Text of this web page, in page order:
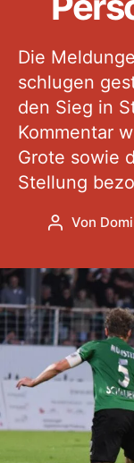
Die
schlugen
den Sieg in
Kommentar
Grote sowie
Stellung
Von